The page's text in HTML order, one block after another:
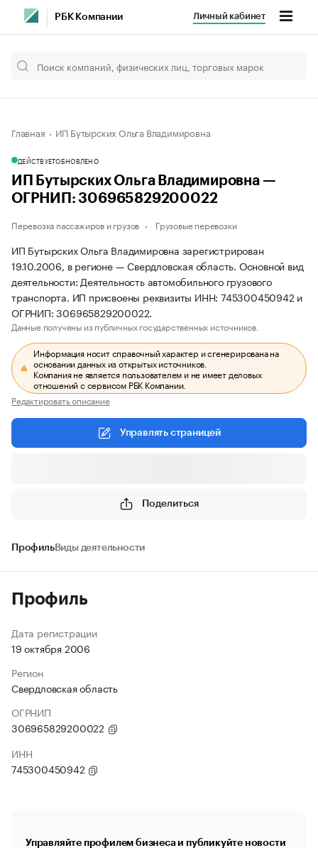
РБК Компании Личный кабинет
Главная ИП Бутырских Ольга Владимировна
ДЕЙСТВУЕТОБНОВЛЕНО
ИП Бутырских Ольга Владимировна —
ОГРНИП: 306965829200022
Перевозка пассажиров и грузов Грузовые перевозки
ИП Бутырских Ольга Владимировна зарегистрирован
19.10.2006, в регионе — Свердловская область. Основной вид
деятельности: Деятельность автомобильного грузового
транспорта. ИП присвоены реквизиты ИНН: 745300450942 и
ОГРНИП: 306965829200022.
Данные получены из публичных государственных источников.
Информация носит справочный характер и сгенерирована на
основании данных из открытых источников.
Компания не является пользователем и не имеет деловых
отношений с сервисом РБК Компании.
Редактировать описание
Управлять страницей
Поделиться
ПрофильВиды деятельности
Профиль
Дата регистрации
19 октября 2006
Регион
Свердловская область
ОГРНИП
306965829200022
ИНН
745300450942
Управляйте профилем бизнеса и публикуйте новости